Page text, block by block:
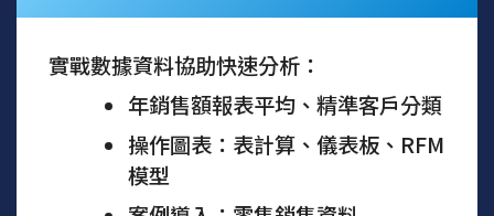
實戰數據資料協助快速分析：
年銷售額報表平均、精準客戶分類
操作圖表：表計算、儀表板、RFM
模型